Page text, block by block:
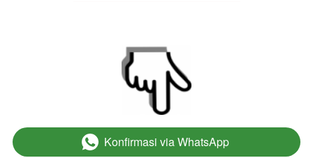
` Konfirmasi via WhatsApp